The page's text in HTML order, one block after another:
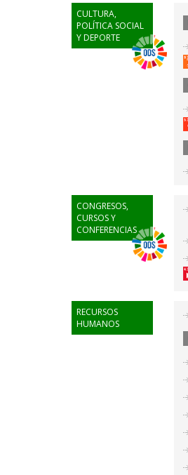
CULTURA,
POLÍTICA SOCIAL
Y DEPORTE
CONGRESOS,
CURSOS Y
CONFERENCIAS
RECURSOS
HUMANOS